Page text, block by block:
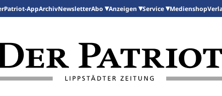
Patriot-AppArchivNewsletterAbo Anzeigen Service Medienshop